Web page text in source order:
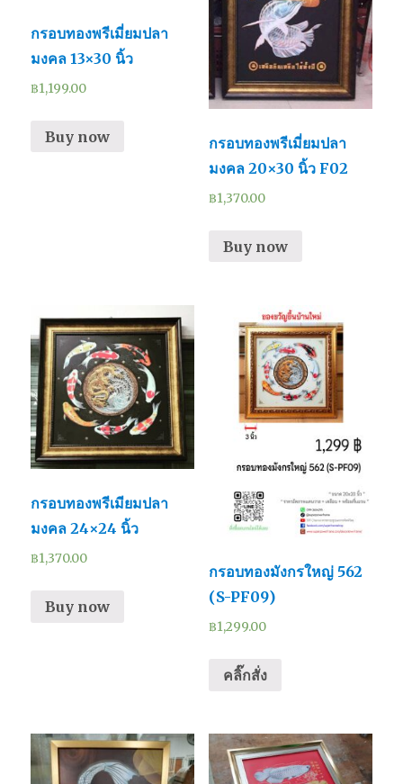
กรอบทองพรีเมี่ยมปลา
มงคล 13×30 นิ้ว
฿1,199.00
Buy now
กรอบทองพรีเมี่ยมปลา
มงคล 20×30 นิ้ว F02
฿1,370.00
Buy now
กรอบทองพรีเมียมปลา
มงคล 24×24 นิ้ว
฿1,370.00
Buy now
กรอบทองมังกรใหญ่ 562
(S-PF09)
฿1,299.00
คลิ๊กสั่ง